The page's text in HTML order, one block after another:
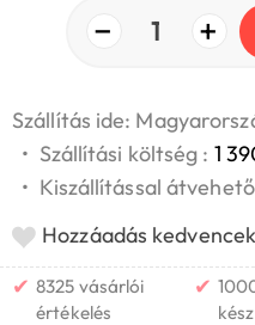
− 1 +
Szállítás ide:
• Szállítási költség : 1
• Kiszállítással
Hozzáadás
✔ 8325 vásárlói
értékelés
✔